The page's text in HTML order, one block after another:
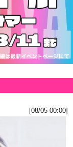
[08/05 00:00]